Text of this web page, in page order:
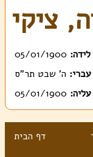
ציקי
05/01/1900
ה' שבט תר"ס
05/01/1900
דף הבית